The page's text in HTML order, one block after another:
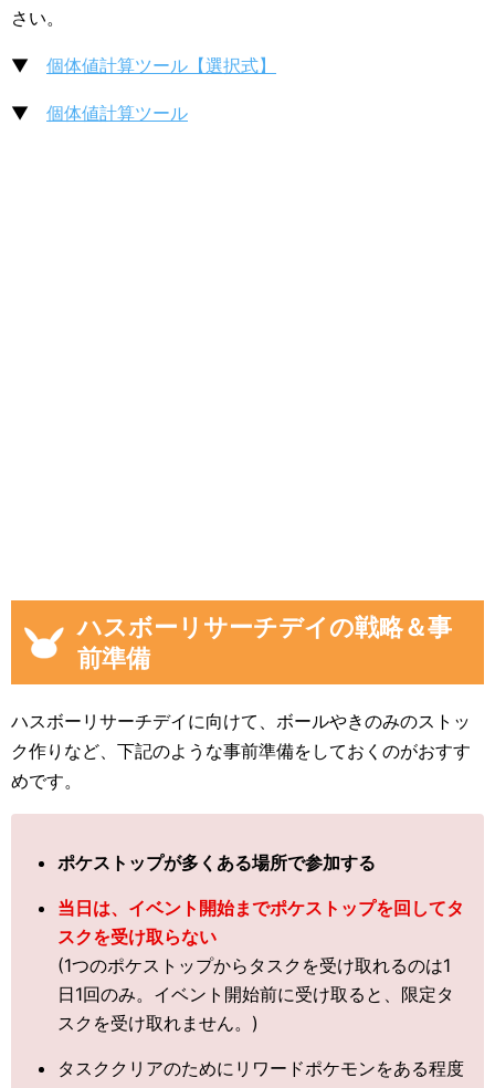
さい。
▼ 個体値計算ツール【選択式】
▼ 個体値計算ツール
ハスボーリサーチデイの戦略＆事
前準備
ハスボーリサーチデイに向けて、ボールやきのみのストッ
ク作りなど、下記のような事前準備をしておくのがおすす
めです。
ポケストップが多くある場所で参加する
当日は、イベント開始までポケストップを回してタ
スクを受け取らない
(1つのポケストップからタスクを受け取れるのは1
日1回のみ。イベント開始前に受け取ると、限定タ
スクを受け取れません。)
タスククリアのためにリワードポケモンをある程度